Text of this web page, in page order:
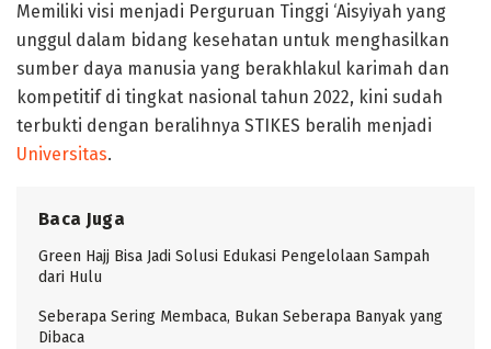
Memiliki visi menjadi Perguruan Tinggi ‘Aisyiyah yang
unggul dalam bidang kesehatan untuk menghasilkan
sumber daya manusia yang berakhlakul karimah dan
kompetitif di tingkat nasional tahun 2022, kini sudah
terbukti dengan beralihnya STIKES beralih menjadi
Universitas.
Baca Juga
Green Hajj Bisa Jadi Solusi Edukasi Pengelolaan Sampah
dari Hulu
Seberapa Sering Membaca, Bukan Seberapa Banyak yang
Dibaca